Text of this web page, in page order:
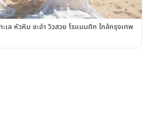
หิน ชะอำ วิวสวย โรแมนติก ใกล้กรุงเทพ